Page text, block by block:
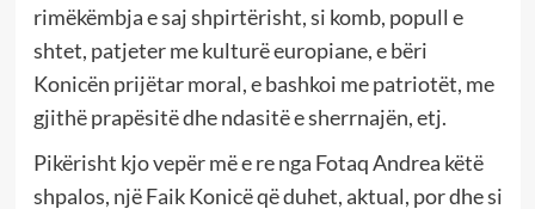
rimëkëmbja e saj shpirtërisht, si komb, popull e
shtet, patjeter me kulturë europiane, e bëri
Konicën prijëtar moral, e bashkoi me patriotët, me
gjithë prapësitë dhe ndasitë e sherrnajën, etj.
Pikërisht kjo vepër më e re nga Fotaq Andrea këtë
shpalos, një Faik Konicë që duhet, aktual, por dhe si